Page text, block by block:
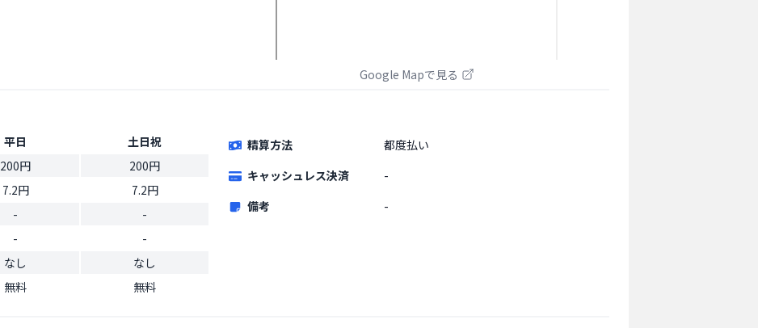
Google Mapで見る
平日
土日祝
200円
200円
7.2円
7.2円
-
-
-
-
なし
なし
無料 無料
精算方法
都度払い
キャッシュレス決済
-
備考
-